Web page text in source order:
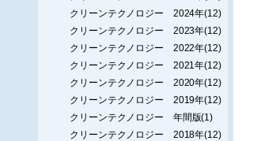
クリーンテクノロジー 2024年(12)
クリーンテクノロジー 2023年(12)
クリーンテクノロジー 2022年(12)
クリーンテクノロジー 2021年(12)
クリーンテクノロジー 2020年(12)
クリーンテクノロジー 2019年(12)
クリーンテクノロジー 年間版(1)
クリーンテクノロジー 2018年(12)